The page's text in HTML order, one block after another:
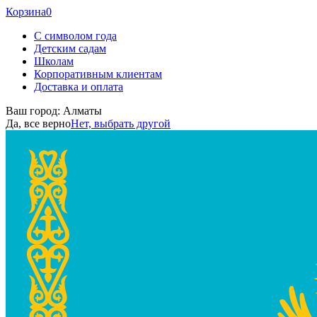
Корзина0
С символом года
Детским садам
Школам
Корпоративным клиентам
Доставка и оплата
Ваш город: Алматы
Да, все верноНет, выбрать другой